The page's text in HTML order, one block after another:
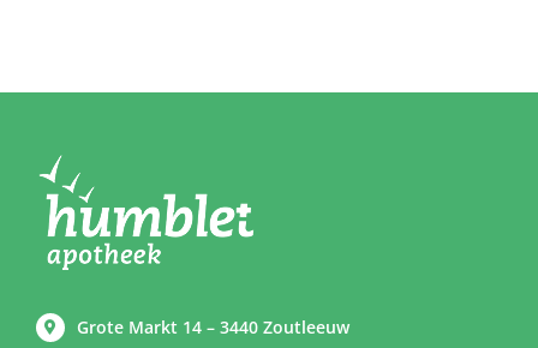
Grote Markt 14 – 3440 Zoutleeuw